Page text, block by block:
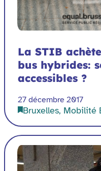
La STIB
bus hybrides:
accessibles ?
27 décembre 2017
Bruxelles, Mobilité